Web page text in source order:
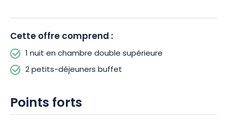
Cette offre comprend :
1 nuit en chambre double supérieure
2 petits-déjeuners buffet
Points forts